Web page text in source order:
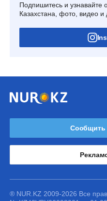
Подпишитесь и узнавайте
Казахстана, фото, видео и
Сообщить
® NUR.KZ 2009-2026 Все